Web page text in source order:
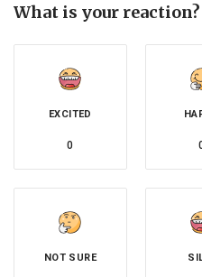
What is your reaction?
EXCITED
0
NOT SURE